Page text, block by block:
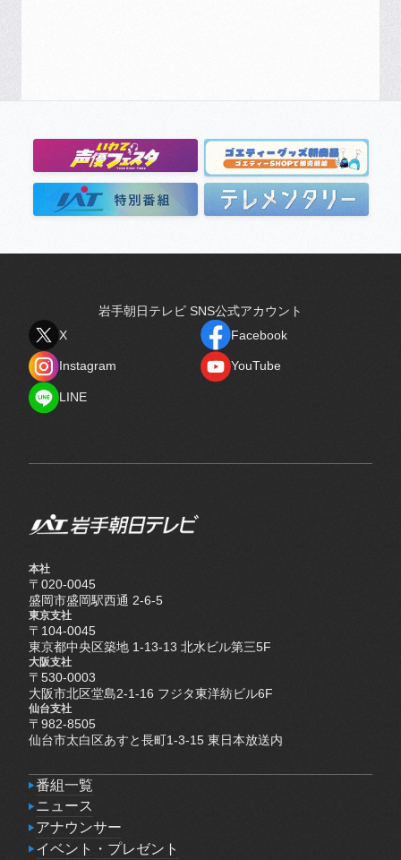
岩手朝日テレビ SNS公式アカウント
X
Facebook
Instagram
YouTube
LINE
本社
〒020-0045
盛岡市盛岡駅西通 2-6-5
東京支社
〒104-0045
東京都中央区築地 1-13-13 北水ビル第三5F
大阪支社
〒530-0003
大阪市北区堂島2-1-16 フジタ東洋紡ビル6F
仙台支社
〒982-8505
仙台市太白区あすと長町1-3-15 東日本放送内
番組一覧
番組一覧
ニュース
ニュース
アナウンサー
アナウンサー
イベント・プレゼント